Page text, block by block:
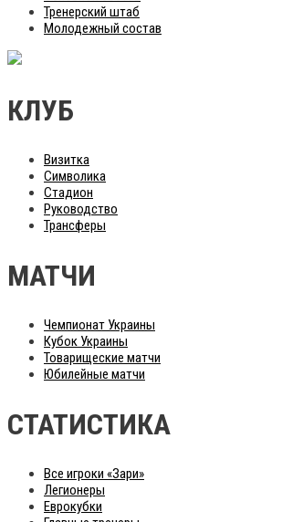
Тренерский штаб
Молодежный состав
КЛУБ
Визитка
Символика
Стадион
Руководство
Трансферы
МАТЧИ
Чемпионат Украины
Кубок Украины
Товарищеские матчи
Юбилейные матчи
СТАТИСТИКА
Все игроки «Зари»
Легионеры
Еврокубки